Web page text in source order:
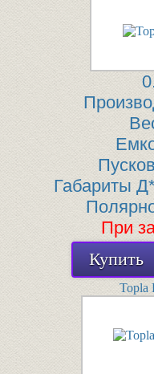
Габариты
При
Купить
Topla